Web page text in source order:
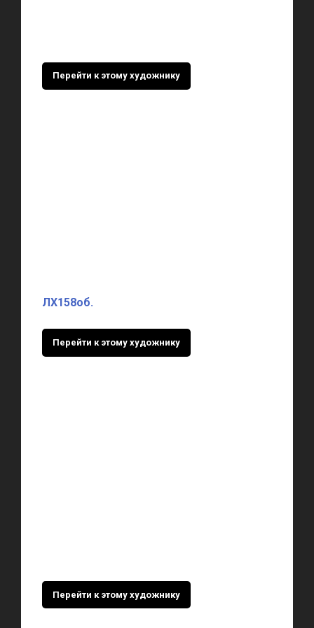
Перейти к этому художнику
ЛХ158об.
Перейти к этому художнику
Перейти к этому художнику